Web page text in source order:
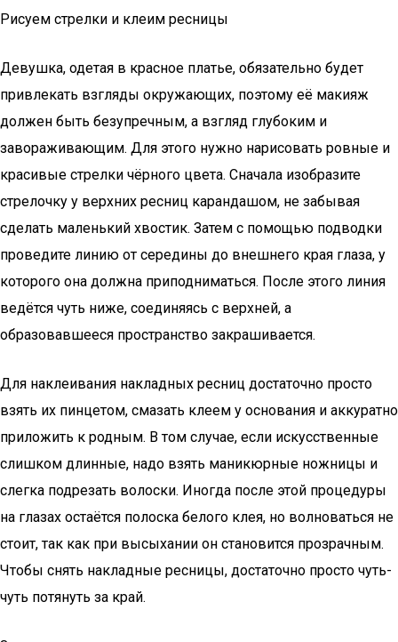
Рисуем стрелки и клеим ресницы
Девушка, одетая в красное платье, обязательно будет
привлекать взгляды окружающих, поэтому её макияж
должен быть безупречным, а взгляд глубоким и
завораживающим. Для этого нужно нарисовать ровные и
красивые стрелки чёрного цвета. Сначала изобразите
стрелочку у верхних ресниц карандашом, не забывая
сделать маленький хвостик. Затем с помощью подводки
проведите линию от середины до внешнего края глаза, у
которого она должна приподниматься. После этого линия
ведётся чуть ниже, соединяясь с верхней, а
образовавшееся пространство закрашивается.
Для наклеивания накладных ресниц достаточно просто
взять их пинцетом, смазать клеем у основания и аккуратно
приложить к родным. В том случае, если искусственные
слишком длинные, надо взять маникюрные ножницы и
слегка подрезать волоски. Иногда после этой процедуры
на глазах остаётся полоска белого клея, но волноваться не
стоит, так как при высыхании он становится прозрачным.
Чтобы снять накладные ресницы, достаточно просто чуть-
чуть потянуть за край.